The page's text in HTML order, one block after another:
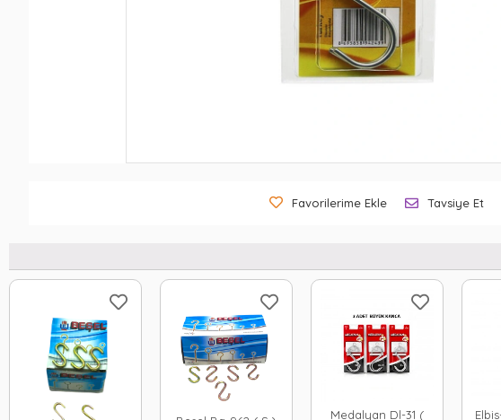
Favorilerime Ekle Tavsiye Et
Medalyan Dl-31 (